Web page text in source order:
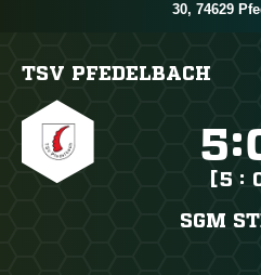
30, 74629
TSV PFEDELBACH
:
[5 :
SGM